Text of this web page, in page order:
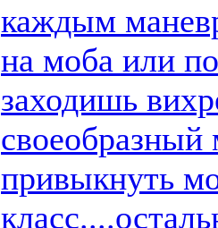
каждым
на моба или
заходишь
своеобразный
привыкнуть